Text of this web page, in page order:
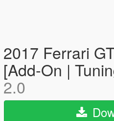
2017 Ferrari
[Add-On |
2.0